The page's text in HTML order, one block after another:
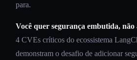
para.
Você quer segurança embutida, não
4 CVEs críticos do ecossistema
demonstram o desafio de adicionar